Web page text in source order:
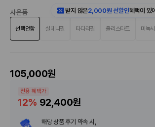
받지 않은2,000원 선할인혜택이 있
105,000원
전용 혜택가
12% 92,400원
해당 상품 후기 약속 시,
사은품
선택안함 실데나필 타다라필 올리스타트 미녹